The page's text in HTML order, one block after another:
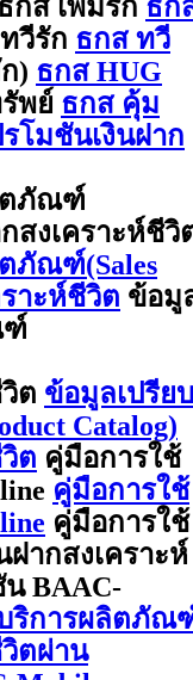
กส เพิ่มรัก ธก
วีรัก ธกส ทวี
) ธกส HUG
พย์ ธกส คุ้ม
โมชันเงินฝาก
ตภัณฑ์
กสงเคราะห์ชีวิ
ภัณฑ์(Sales
ราะห์ชีวิต ข้อมู
ฑ์
ต ข้อมูลเปรียบ
Catalog)
ต คู่มือการใช้
คู่มือการใช้
คู่มือการใช้
ากสงเคราะห์
BAAC-
ริการผลิตภัณ
วิตผ่าน